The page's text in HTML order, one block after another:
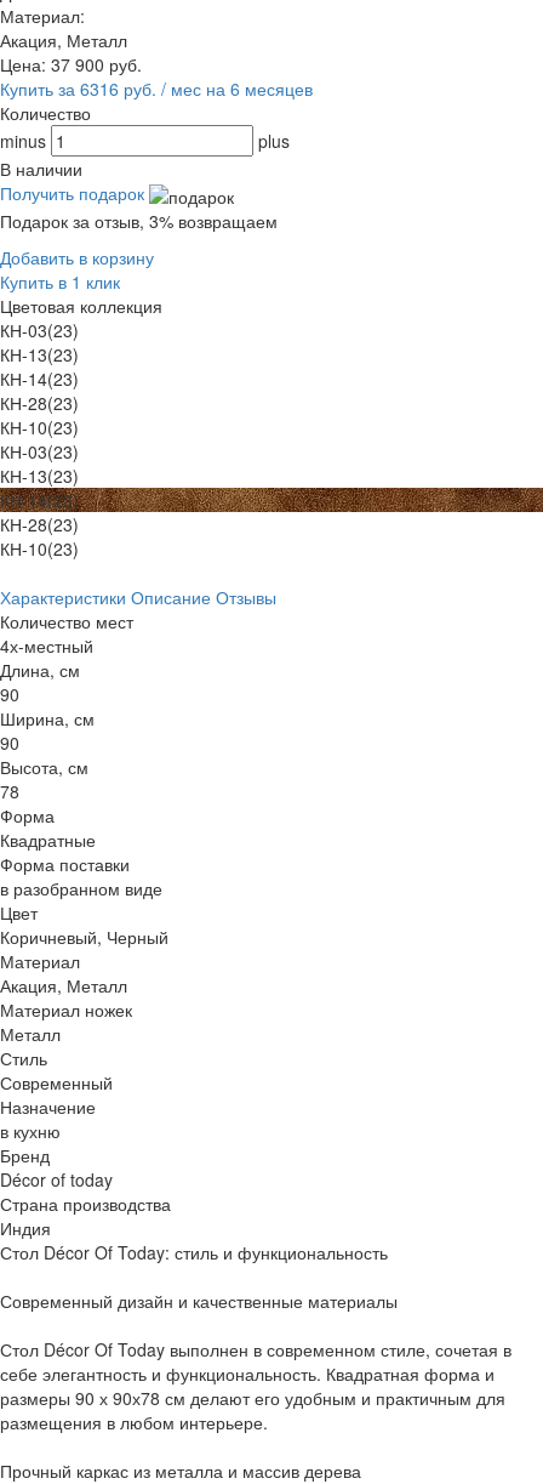
Материал:
Акация, Металл
Цена: 37 900 руб.
Купить за 6316 руб. / мес на 6 месяцев
Количество
minus
plus
В наличии
Получить подарок
Подарок за отзыв, 3% возвращаем
Добавить в корзину
Купить в 1 клик
Цветовая коллекция
КН-03(23)
КН-13(23)
КН-14(23)
КН-28(23)
КН-10(23)
КН-03(23)
КН-13(23)
КН-14(23)
КН-28(23)
КН-10(23)
Характеристики Описание Отзывы
Количество мест
4х-местный
Длина, см
90
Ширина, см
90
Высота, см
78
Форма
Квадратные
Форма поставки
в разобранном виде
Цвет
Коричневый, Черный
Материал
Акация, Металл
Материал ножек
Металл
Стиль
Современный
Назначение
в кухню
Бренд
Décor of today
Страна производства
Индия
Стол Décor Of Today: стиль и функциональность
Современный дизайн и качественные материалы
Стол Décor Of Today выполнен в современном стиле, сочетая в
себе элегантность и функциональность. Квадратная форма и
размеры 90 х 90х78 см делают его удобным и практичным для
размещения в любом интерьере.
Прочный каркас из металла и массив дерева